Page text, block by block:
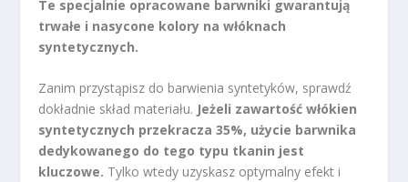
Te specjalnie opracowane barwniki gwarantują
trwałe i nasycone kolory na włóknach
syntetycznych.
Zanim przystąpisz do barwienia syntetyków, sprawdź
dokładnie skład materiału. Jeżeli zawartość włókien
syntetycznych przekracza 35%, użycie barwnika
dedykowanego do tego typu tkanin jest
kluczowe. Tylko wtedy uzyskasz optymalny efekt i